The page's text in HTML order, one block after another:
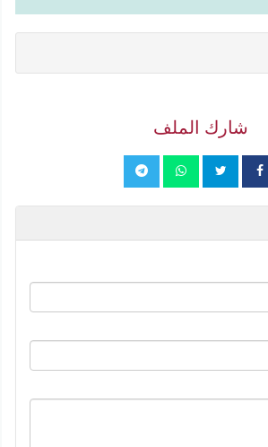
شارك الملف